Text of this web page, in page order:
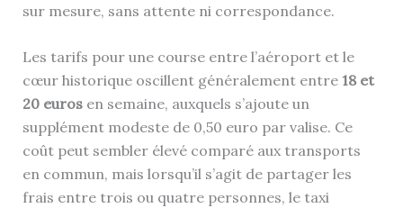
sur mesure, sans attente ni correspondance.
Les tarifs pour une course entre l’aéroport et le
cœur historique oscillent généralement entre 18 et
20 eurosen semaine, auxquels s’ajoute un
supplément modeste de 0,50 euro par valise. Ce
coût peut sembler élevé comparé aux transports
en commun, mais lorsqu’il s’agit de partager les
frais entre trois ou quatre personnes, le taxi